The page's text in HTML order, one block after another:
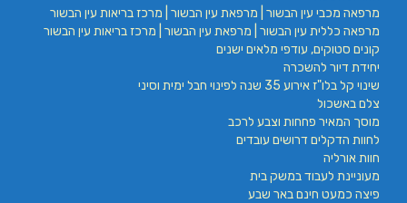
מרפאה מכבי עין הבשור | מרפאת עין הבשור | מרכז בריאות עין הבשור
מרפאה כללית עין הבשור | מרפאת עין הבשור | מרכז בריאות עין הבשור
קונים סטוקים, עודפי מלאים ישנים
יחידת דיור להשכרה
שינוי קל בלו"ז אירוע 35 שנה לפינוי חבל ימית וסיני
צלם באשכול
מוסך המאיר פחחות וצבע לרכב
לחוות הדקלים דרושים עובדים
חוות אורליה
מעוניינת לעבוד במשק בית
פיצה כמעט חינם באר שבע